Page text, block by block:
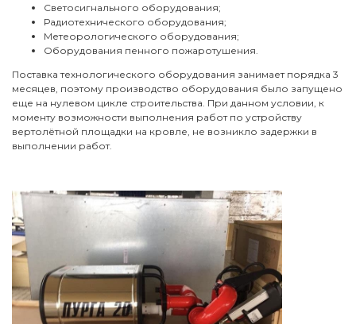
Светосигнального оборудования;
Радиотехнического оборудования;
Метеорологического оборудования;
Оборудования пенного пожаротушения.
Поставка технологического оборудования занимает порядка 3
месяцев, поэтому производство оборудования было запущено
еще на нулевом цикле строительства. При данном условии, к
моменту возможности выполнения работ по устройству
вертолётной площадки на кровле, не возникло задержки в
выполнении работ.